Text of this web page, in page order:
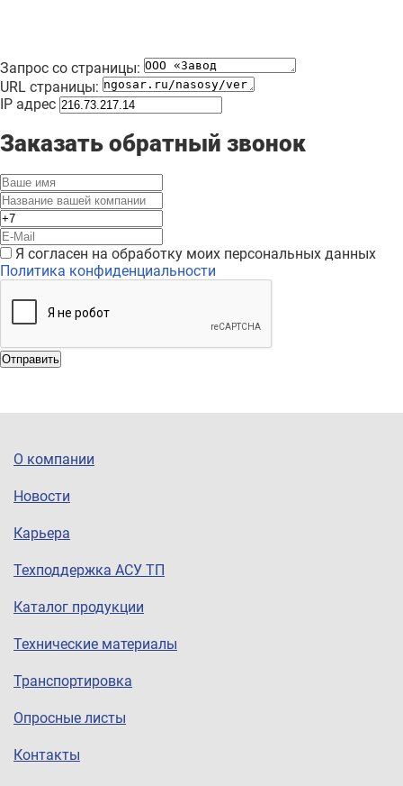
Запрос со страницы:
URL страницы:
IP адрес
Заказать обратный звонок
Я согласен на обработку моих персональных данных
Политика конфиденциальности
Отправить
О компании
Новости
Карьера
Техподдержка АСУ ТП
Каталог продукции
Технические материалы
Транспортировка
Опросные листы
Контакты